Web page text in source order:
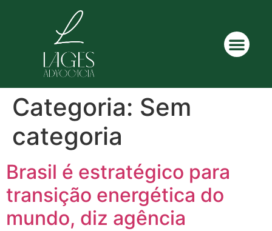
Categoria: Sem
categoria
Brasil é estratégico para
transição energética do
mundo, diz agência